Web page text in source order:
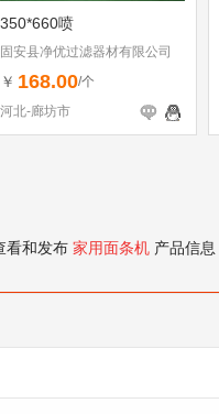
350*660喷
固安县净优过滤器材有限公司
￥ 168.00/个
河北-廊坊市
看和发布 家用面条机 产品信息